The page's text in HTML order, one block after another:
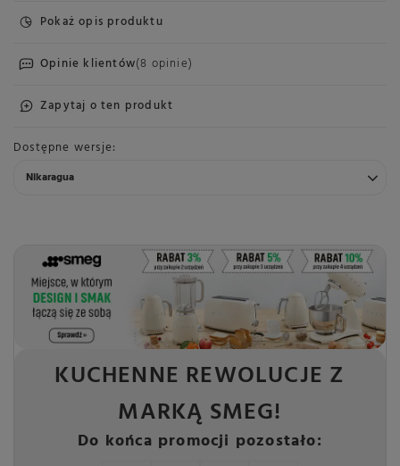
Pokaż opis produktu
Opinie klientów(8 opinie)
Zapytaj o ten produkt
Dostępne wersje
Nikaragua
KUCHENNE REWOLUCJE Z
MARKĄ SMEG!
Do końca promocji pozostało: